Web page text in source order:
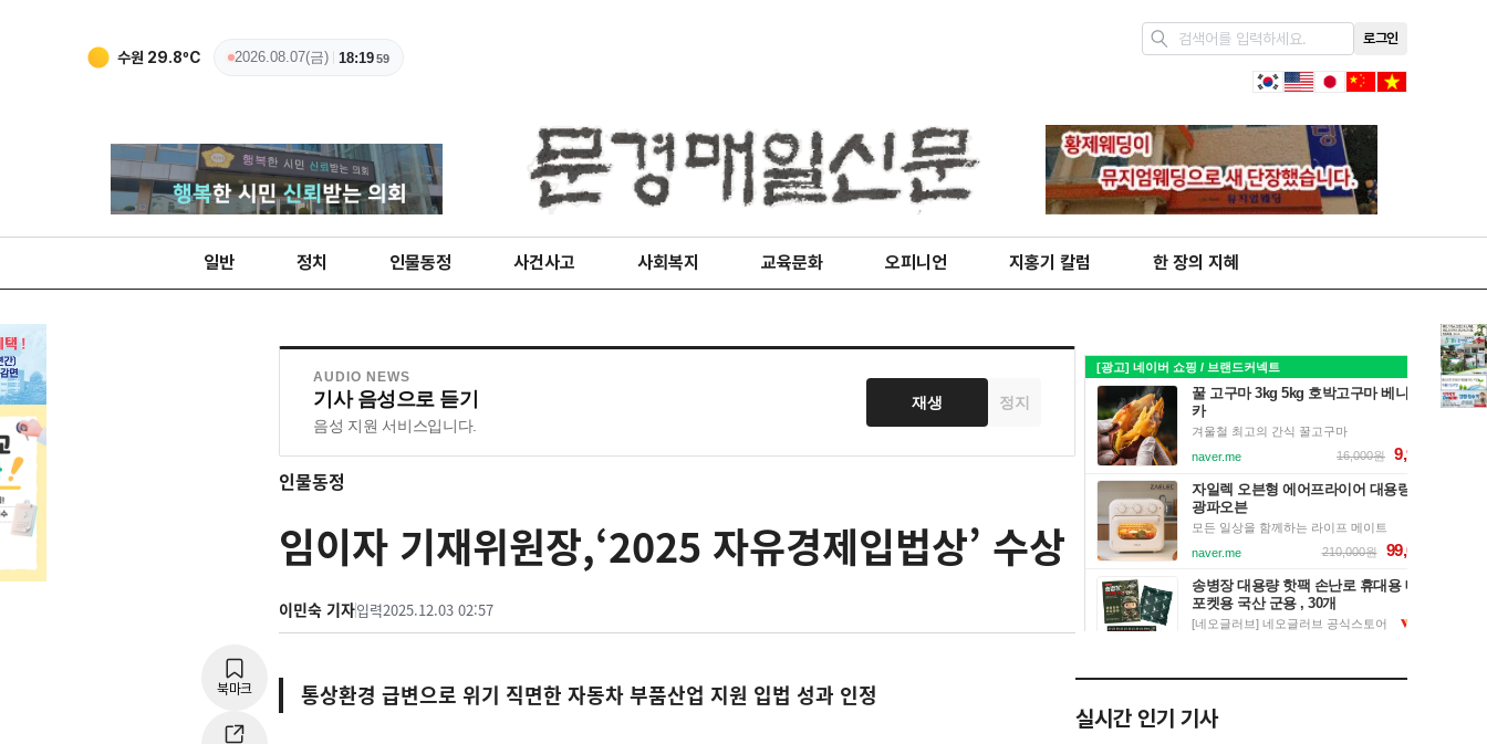
수원 29.8ºC 2026.08.07(금) 18:2001
로그인
일반 정치 인물동정 사건사고 사회복지 교육문화 오피니언 지홍기 칼럼 한 장의 지혜
AUDIO NEWS
기사 음성으로 듣기
음성 지원 서비스입니다.
재생 정지
인물동정
임이자 기재위원장,‘2025 자유경제입법상’ 수상
이민숙 기자입력2025.12.03 02:57
북마크 통상환경 급변으로 위기 직면한 자동차 부품산업 지원 입법 성과 인정
실시간 인기 기사